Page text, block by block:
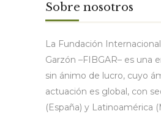
Sobre nosotros
La Fundación
Garzón –FIBGAR– es una
sin ánimo de lucro, cuyo
actuación es global, con
(España) y Latinoamérica